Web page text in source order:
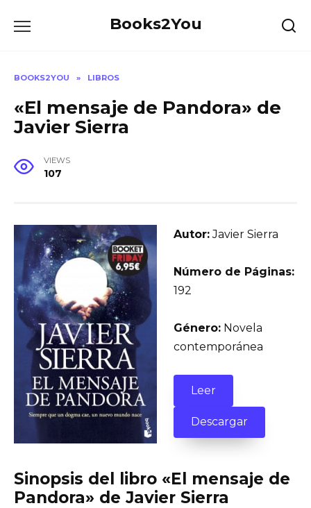
Books2You
BOOKS2YOU » LIBROS
«El mensaje de Pandora» de
Javier Sierra
VIEWS
107
Autor:Javier Sierra
Número de Páginas:
192
Género: Novela
contemporánea
Leer
Descargar
Sinopsis del libro «El mensaje de
Pandora» de Javier Sierra